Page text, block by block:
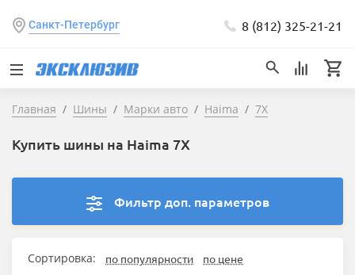
Санкт-Петербург 8 (812) 325-21-21
Главная Шины Марки авто Haima 7X
Купить шины на Haima 7X
Фильтр доп. параметров
Сортировка: по популярности по цене